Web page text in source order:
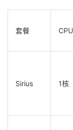
套餐 CPU
Sirius 1核